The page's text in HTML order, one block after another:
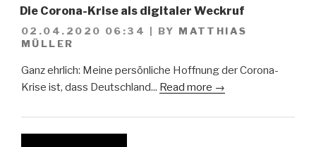
Die Corona-Krise als digitaler Weckruf
02.04.2020 06:34 BY MATTHIAS
MÜLLER
Ganz ehrlich: Meine persönliche Hoffnung der Corona-
Krise ist, dass Deutschland... Read more →